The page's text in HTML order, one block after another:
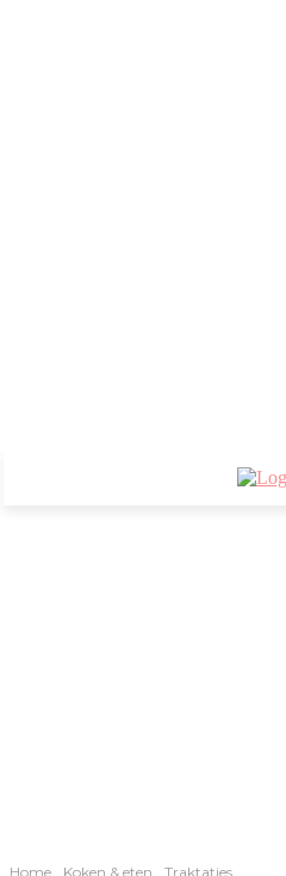
Home Koken & eten Traktaties